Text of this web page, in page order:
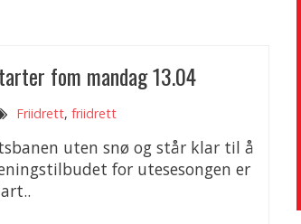
fom mandag 13.04
Friidrett, friidrett
uten snø og står klar til å
for utesesongen er